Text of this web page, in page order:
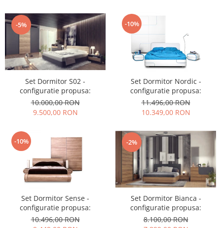
-5%
Set Dormitor S02 -
configuratie propusa:
10.000,00 RON
9.500,00 RON
-10%
Set Dormitor Nordic -
configuratie propusa:
11.496,00 RON
10.349,00 RON
-10%
Set Dormitor Sense -
configuratie propusa:
10.496,00 RON
-2%
Set Dormitor Bianca -
configuratie propusa:
8.100,00 RON